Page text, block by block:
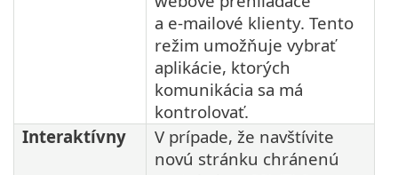
a e‑mailové klienty. Tento
režim umožňuje vybrať
aplikácie, ktorých
komunikácia sa má
kontrolovať.
Interaktívny
V prípade, že navštívite
novú stránku chránenú